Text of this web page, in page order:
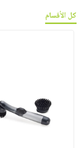
كل الأقسام